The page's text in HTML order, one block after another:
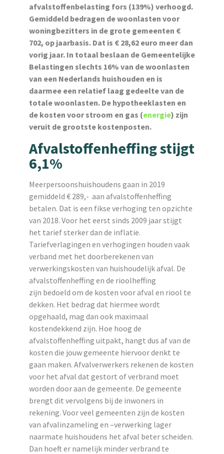
afvalstoffenbelasting fors (139%) verhoogd.
Gemiddeld bedragen de woonlasten voor
woningbezitters in de grote gemeenten €
702, op jaarbasis. Dat is € 28,62 euro meer dan
vorig jaar. In totaal beslaan de Gemeentelijke
Belastingen slechts 16% van de woonlasten
van een Nederlands huishouden en is
daarmee een relatief laag gedeelte van de
totale woonlasten. De hypotheeklasten en
de kosten voor stroom en gas (energie) zijn
veruit de grootste kostenposten.
Afvalstoffenheffing stijgt
6,1%
Meerpersoonshuishoudens gaan in 2019
gemiddeld € 289,- aan afvalstoffenheffing
betalen. Dat is een fikse verhoging ten opzichte
van 2018. Voor het eerst sinds 2009 jaar stijgt
het tarief sterker dan de inflatie.
Tariefverlagingen en verhogingen houden vaak
verband met het doorberekenen van
verwerkingskosten van huishoudelijk afval. De
afvalstoffenheffing en de rioolheffing
zijn bedoeld om de kosten voor afval en riool te
dekken. Het bedrag dat hiermee wordt
opgehaald, mag dan ook maximaal
kostendekkend zijn. Hoe hoog de
afvalstoffenheffing uitpakt, hangt dus af van de
kosten die jouw gemeente hiervoor denkt te
gaan maken. Afvalverwerkers rekenen de kosten
voor het afval dat gestort of verbrand moet
worden door aan de gemeente. De gemeente
brengt dit vervolgens bij de inwoners in
rekening. Voor veel gemeenten zijn de kosten
van afvalinzameling en –verwerking lager
naarmate huishoudens het afval beter scheiden.
Dan hoeft er namelijk minder verbrand te